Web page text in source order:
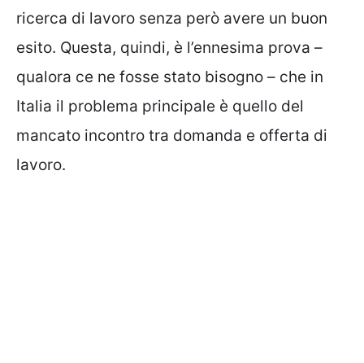
ricerca di lavoro senza però avere un buon
esito. Questa, quindi, è l’ennesima prova –
qualora ce ne fosse stato bisogno – che in
Italia il problema principale è quello del
mancato incontro tra domanda e offerta di
lavoro.